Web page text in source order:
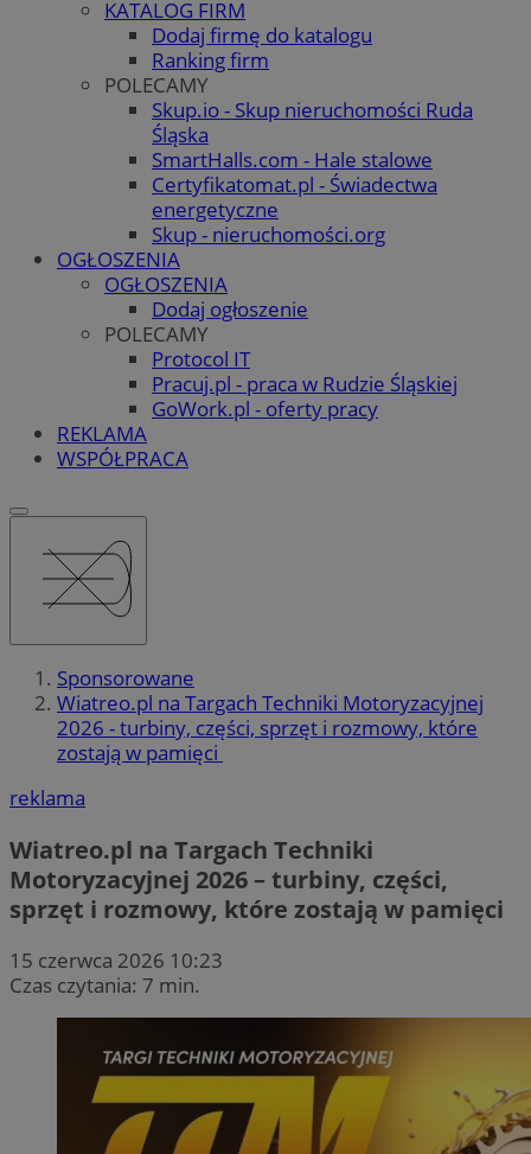
KATALOG FIRM
Dodaj firmę do katalogu
Ranking firm
POLECAMY
Skup.io - Skup nieruchomości Ruda
Śląska
SmartHalls.com - Hale stalowe
Certyfikatomat.pl - Świadectwa
energetyczne
Skup - nieruchomości.org
OGŁOSZENIA
OGŁOSZENIA
Dodaj ogłoszenie
POLECAMY
Protocol IT
Pracuj.pl - praca w Rudzie Śląskiej
GoWork.pl - oferty pracy
REKLAMA
WSPÓŁPRACA
Sponsorowane
Wiatreo.pl na Targach Techniki Motoryzacyjnej
2026 - turbiny, części, sprzęt i rozmowy, które
zostają w pamięci
reklama
Wiatreo.pl na Targach Techniki
Motoryzacyjnej 2026 – turbiny, części,
sprzęt i rozmowy, które zostają w pamięci
15 czerwca 2026 10:23
Czas czytania: 7 min.